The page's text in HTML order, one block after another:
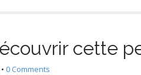
cette
• 0 Comments